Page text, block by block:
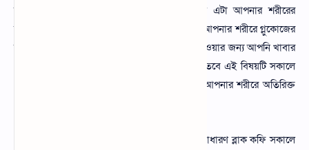
ছাড়া ব্ল্যাক কফি খাওয়ার অভ্যাস করেন। তাহলে এটা আপনার শরীরের
অতিরিক্ত চর্বি জমে থাকার সম্ভাবনা কমাবে। এছাড়া আপনার শরীরে গ্লুকোজের
মাত্রা নিয়ন্ত্রণ করবে। তবে আরো সঠিক উপকারিতা পাওয়ার জন্য আপনি খাবার
গ্রহণ করার এক ঘন্টা পরে খাওয়ার অভ্যাস করুন। তবে এই বিষয়টি সকালে
খাবার পরে এবং রাতে খাবার পরে অভ্যাস করলে আপনার শরীরে অতিরিক্ত
কোন চিনি দুধ ছাড়া ইনস্ট্যান্ট কফি পাউডার একটি সাধারণ ব্লাক কফি সকালে